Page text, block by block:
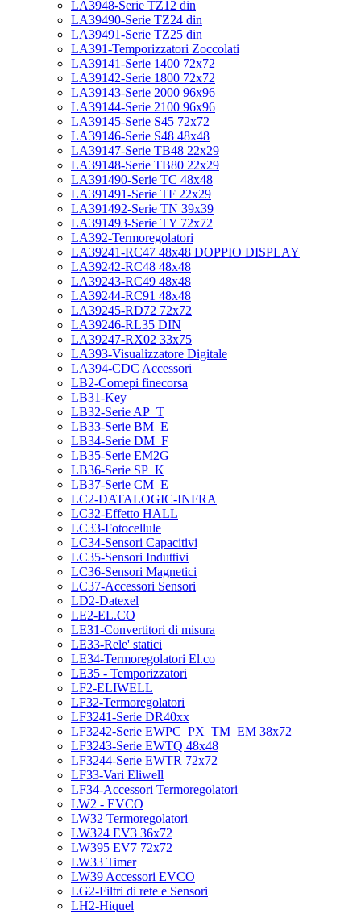
LA3948-Serie TZ12 din
LA39490-Serie TZ24 din
LA39491-Serie TZ25 din
LA391-Temporizzatori Zoccolati
LA39141-Serie 1400 72x72
LA39142-Serie 1800 72x72
LA39143-Serie 2000 96x96
LA39144-Serie 2100 96x96
LA39145-Serie S45 72x72
LA39146-Serie S48 48x48
LA39147-Serie TB48 22x29
LA39148-Serie TB80 22x29
LA391490-Serie TC 48x48
LA391491-Serie TF 22x29
LA391492-Serie TN 39x39
LA391493-Serie TY 72x72
LA392-Termoregolatori
LA39241-RC47 48x48 DOPPIO DISPLAY
LA39242-RC48 48x48
LA39243-RC49 48x48
LA39244-RC91 48x48
LA39245-RD72 72x72
LA39246-RL35 DIN
LA39247-RX02 33x75
LA393-Visualizzatore Digitale
LA394-CDC Accessori
LB2-Comepi finecorsa
LB31-Key
LB32-Serie AP_T
LB33-Serie BM_E
LB34-Serie DM_F
LB35-Serie EM2G
LB36-Serie SP_K
LB37-Serie CM_E
LC2-DATALOGIC-INFRA
LC32-Effetto HALL
LC33-Fotocellule
LC34-Sensori Capacitivi
LC35-Sensori Induttivi
LC36-Sensori Magnetici
LC37-Accessori Sensori
LD2-Datexel
LE2-EL.CO
LE31-Convertitori di misura
LE33-Rele' statici
LE34-Termoregolatori El.co
LE35 - Temporizzatori
LF2-ELIWELL
LF32-Termoregolatori
LF3241-Serie DR40xx
LF3242-Serie EWPC_PX_TM_EM 38x72
LF3243-Serie EWTQ 48x48
LF3244-Serie EWTR 72x72
LF33-Vari Eliwell
LF34-Accessori Termoregolatori
LW2 - EVCO
LW32 Termoregolatori
LW324 EV3 36x72
LW395 EV7 72x72
LW33 Timer
LW39 Accessori EVCO
LG2-Filtri di rete e Sensori
LH2-Hiquel